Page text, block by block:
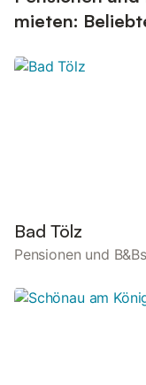
mieten:
Bad Tölz
Pensionen und